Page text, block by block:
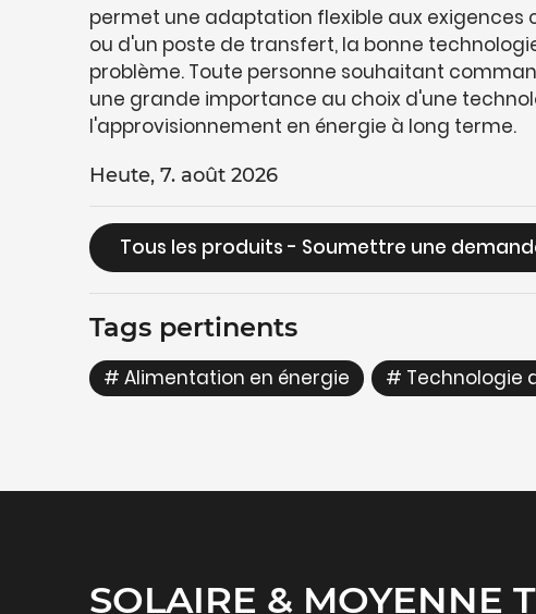
permet une adaptation flexible aux exigences
ou d'un poste de transfert, la bonne
problème. Toute personne souhaitant
une grande importance au choix d'une
l'approvisionnement en énergie à long terme.
Heute, 7. août 2026
Tous les produits - Soumettre une
Tags pertinents
# Alimentation en énergie # Technologie